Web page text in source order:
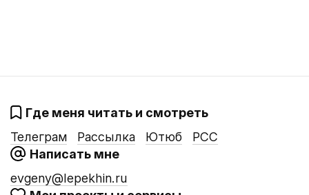
Где меня читать и смотреть
Телеграм
Рассылка Ютюб
РСС
Написать мне
evgeny@lepekhin.ru